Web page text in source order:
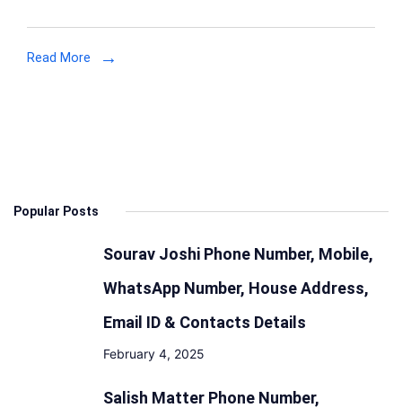
Read More
Popular Posts
Sourav Joshi Phone Number, Mobile,
WhatsApp Number, House Address,
Email ID & Contacts Details
February 4, 2025
Salish Matter Phone Number,